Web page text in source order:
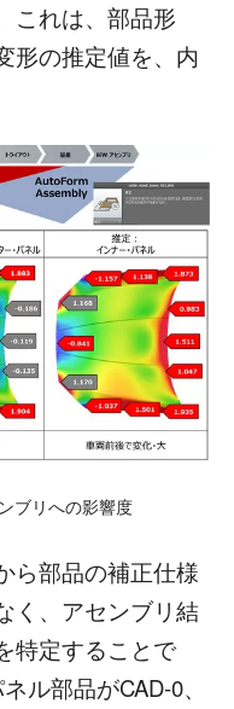
これは、部品形
形の推定値を、内
ブリへの影響度
ら部品の補正仕様
く、アセンブリ結
特定することで
ル部品がCAD-0、